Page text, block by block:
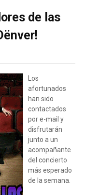
de las
Los
afortunados
han sido
contactados
por e-mail y
disfrutarán
junto a un
acompañante
del concierto
más esperado
de la semana.